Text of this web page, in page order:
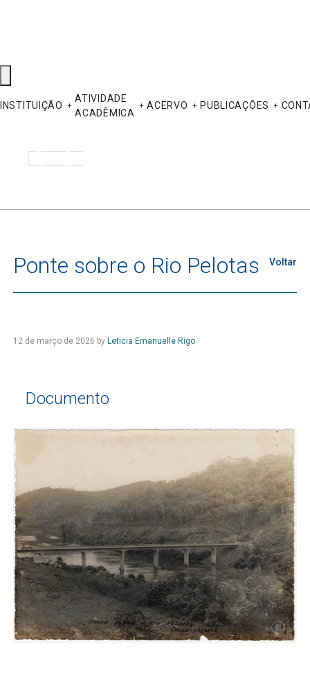
INSTITUIÇÃO
ATIVIDADE
ACADÊMICA
ACERVO PUBLICAÇÕES
Ponte sobre o Rio Pelotas Voltar
12 de março de 2026 by Leticia Emanuelle Rigo
Documento